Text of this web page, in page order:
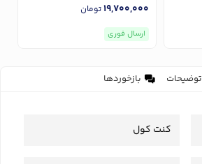
19,700,000تومان
ارسال فوری
توضیحات بازخوردها
کنت کول